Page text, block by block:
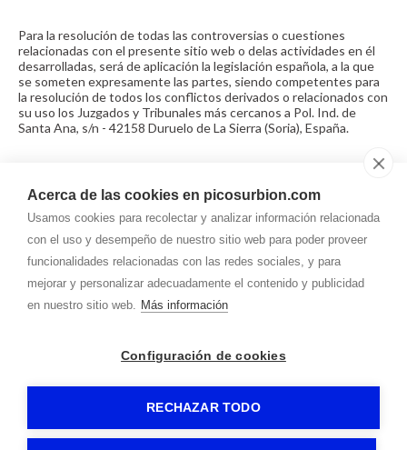
Acerca de las cookies en picosurbion.com
Usamos cookies para recolectar y analizar información relacionada
con el uso y desempeño de nuestro sitio web para poder proveer
funcionalidades relacionadas con las redes sociales, y para
mejorar y personalizar adecuadamente el contenido y publicidad
en nuestro sitio web. Más información
Configuración de cookies
RECHAZAR TODO
Para la resolución de todas las controversias o cuestiones
relacionadas con el presente sitio web o delas actividades en él
desarrolladas, será de aplicación la legislación española, a la que
se someten expresamente las partes, siendo competentes para
la resolución de todos los conflictos derivados o relacionados con
su uso los Juzgados y Tribunales más cercanos a Pol. Ind. de
Santa Ana, s/n - 42158 Duruelo de La Sierra (Soria), España.
975.371.172
info@picosurbion.com
Dirección
Política de privacidad-Política de cookies